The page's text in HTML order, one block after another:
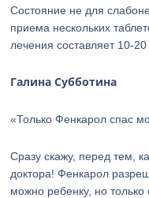
Состояние не для
приема нескольких
лечения составляет 10-20
Галина Субботина
«Только Фенкарол спас
Сразу скажу, перед тем,
доктора! Фенкарол
можно ребенку, но